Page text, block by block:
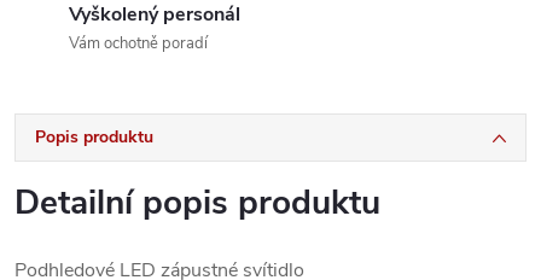
Vyškolený personál
Vám ochotně poradí
Popis produktu
Detailní popis produktu
Podhledové LED zápustné svítidlo